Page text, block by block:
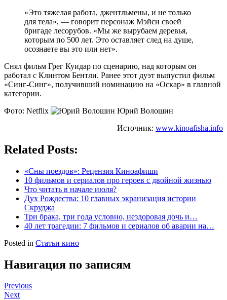
«Это тяжелая работа, джентльмены, и не только
для тела», — говорит персонаж Мэйси своей
бригаде лесорубов. «Мы же вырубаем деревья,
которым по 500 лет. Это оставляет след на душе,
осознаете вы это или нет».
Снял фильм Грег Куидар по сценарию, над которым он
работал с Клинтом Бентли. Ранее этот дуэт выпустил фильм
«Синг-Синг», получивший номинацию на «Оскар» в главной
категории.
Фото: Netflix
Юрий Волошин
Источник: www.kinoafisha.info
Related Posts:
«Сны поездов»: Рецензия Киноафиши
10 фильмов и сериалов про героев с двойной жизнью
Что читать в начале июля?
Дух Рождества: 10 главных экранизация истории
Скруджа
Три брака, три года условно, нездоровая дочь и…
40 лет трагедии: 7 фильмов и сериалов об аварии на…
Posted in Статьи кино
Навигация по записям
Previous
Next